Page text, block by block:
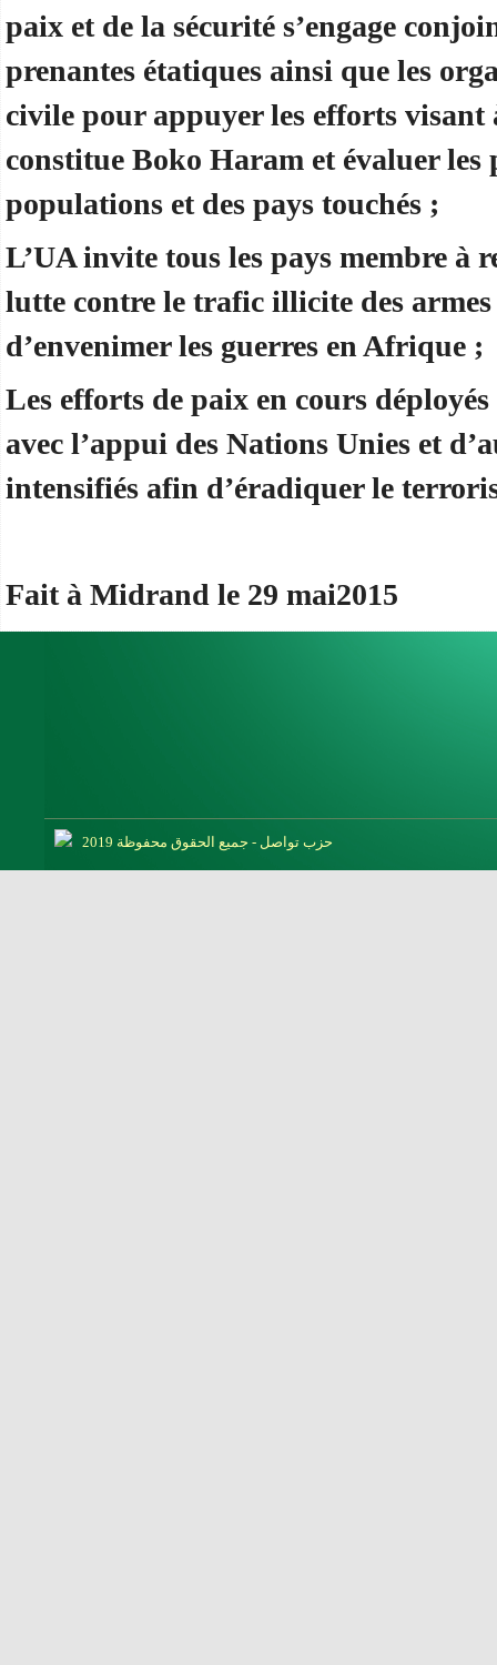
paix et de la sécurité s’engage
prenantes étatiques ainsi que les
civile pour appuyer les efforts visant
constitue Boko Haram et évaluer les
populations et des pays touchés ;
L’UA invite tous les pays membre à
lutte contre le trafic illicite des
d’envenimer les guerres en Afrique ;
Les efforts de paix en cours
avec l’appui des Nations Unies et
intensifiés afin d’éradiquer le
Fait à Midrand le 29 mai2015
حزب تواصل - جميع الحقوق محفوظة 2019